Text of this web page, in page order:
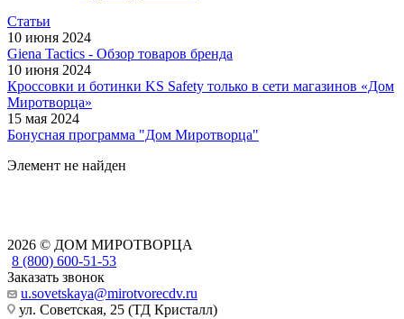
Статьи
10 июня 2024
Giena Tactics - Обзор товаров бренда
10 июня 2024
Кроссовки и ботинки KS Safety только в сети магазинов «Дом
Миротворца»
15 мая 2024
Бонусная программа "Дом Миротворца"
Элемент не найден
2026 © ДОМ МИРОТВОРЦА
8 (800) 600-51-53
Заказать звонок
u.sovetskaya@mirotvorecdv.ru
ул. Советская, 25 (ТД Кристалл)